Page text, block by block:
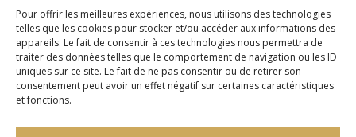
Pour offrir les meilleures expériences, nous utilisons des technologies
telles que les cookies pour stocker et/ou accéder aux informations des
appareils. Le fait de consentir à ces technologies nous permettra de
traiter des données telles que le comportement de navigation ou les ID
uniques sur ce site. Le fait de ne pas consentir ou de retirer son
consentement peut avoir un effet négatif sur certaines caractéristiques
et fonctions.
Desmaures QC G3A 0M7